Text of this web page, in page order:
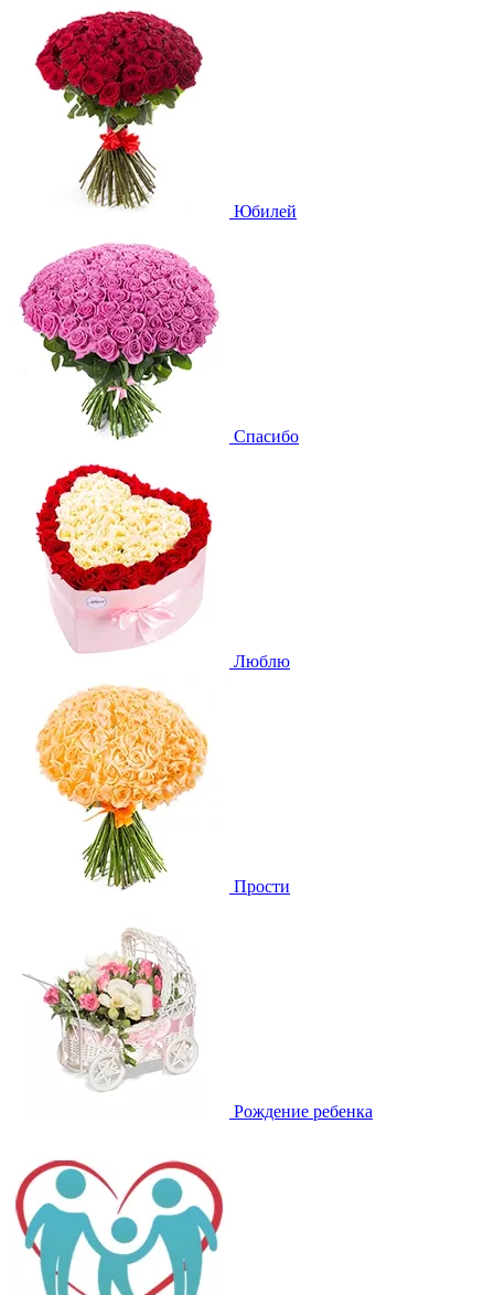
Юбилей
Спасибо
Люблю
Прости
Рождение ребенка